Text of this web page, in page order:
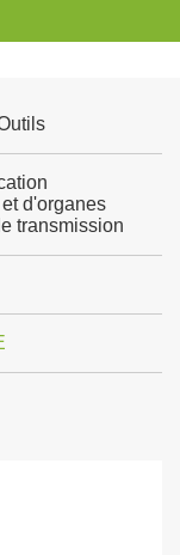
d'organes
transmission